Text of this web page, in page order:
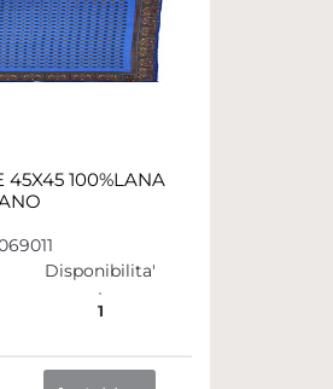
45X45 100%LANA
Disponibilita'
1